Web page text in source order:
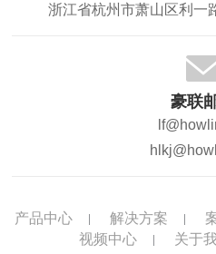
浙江省杭州市萧山区利一
豪联
产品中心 解决方案
视频中心
关于